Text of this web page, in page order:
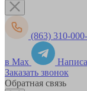
(863) 310-
в Max
Заказать звонок
Обратная связь